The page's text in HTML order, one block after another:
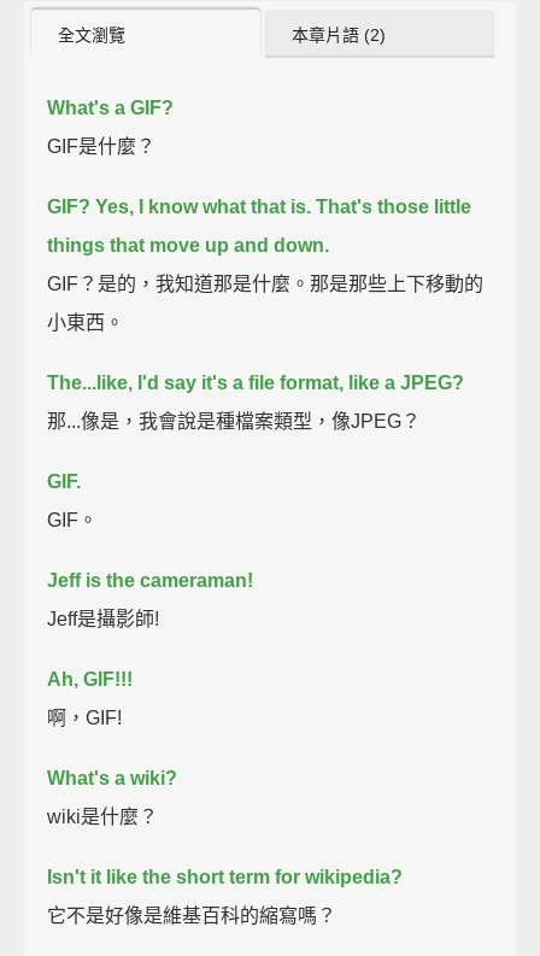
全文瀏覽 本章片語 (2)
What's a GIF?
GIF是什麼？
GIF? Yes, I know what that is. That's those little
things that move up and down.
GIF？是的，我知道那是什麼。那是那些上下移動的
小東西。
The...like, I'd say it's a file format, like a JPEG?
那...像是，我會說是種檔案類型，像JPEG？
GIF.
GIF。
Jeff is the cameraman!
Jeff是攝影師!
Ah, GIF!!!
啊，GIF!
What's a wiki?
wiki是什麼？
Isn't it like the short term for wikipedia?
它不是好像是維基百科的縮寫嗎？